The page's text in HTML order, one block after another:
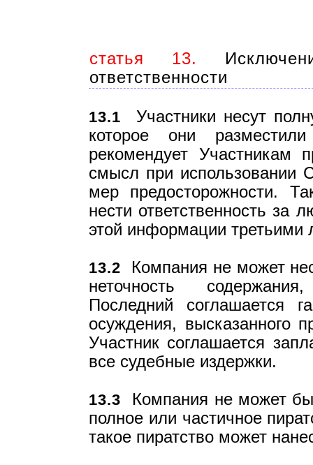
статья 13.
ответственности
13.1 Участники несут
которое они
рекомендует Участникам
смысл при использовании
мер предосторожности.
нести ответственность за
этой информации
13.2 Компания не может
неточность
Последний соглашается
осуждения, высказанного
Участник соглашается
все судебные издержки.
13.3 Компания не может
полное или частичное
такое пиратство может